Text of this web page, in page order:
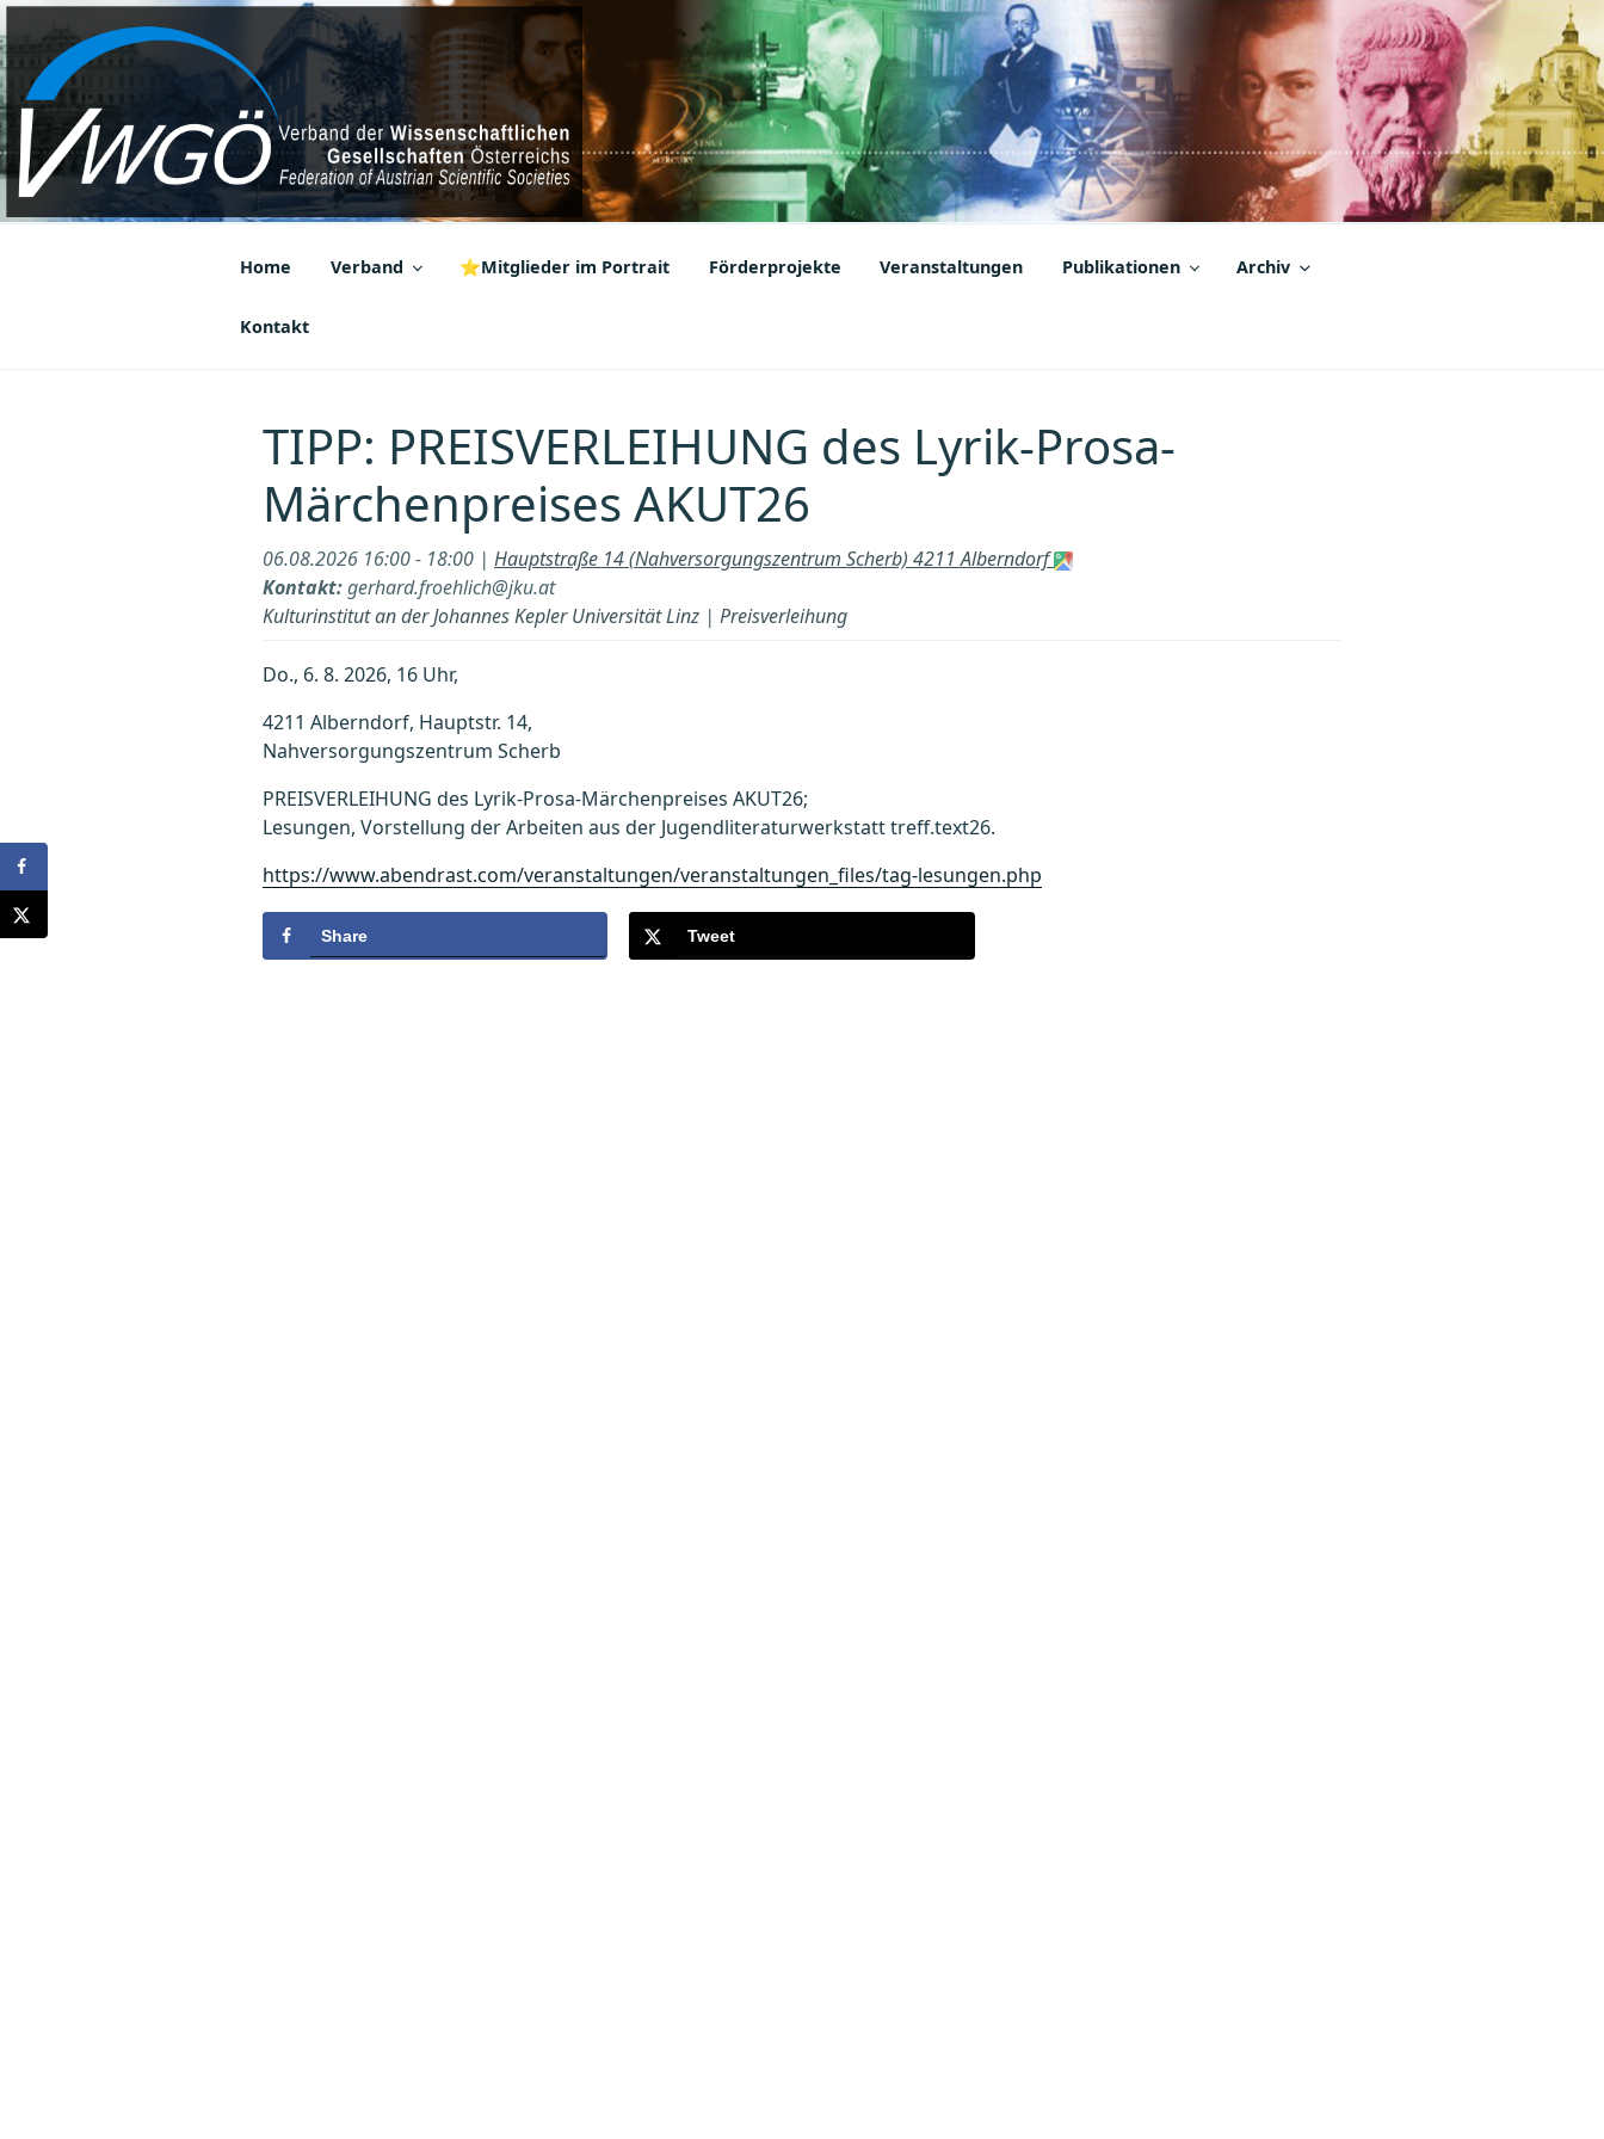
Zum
Inhalt
springen
VWGÖ
Federation of Austrian Scientific Societies
Home Verband ⭐Mitglieder im Portrait Förderprojekte Veranstaltungen Publikationen Archiv
Kontakt
TIPP: PREISVERLEIHUNG des Lyrik-Prosa-
Märchenpreises AKUT26
06.08.2026 16:00 - 18:00 | Hauptstraße 14 (Nahversorgungszentrum Scherb) 4211 Alberndorf
Kontakt:gerhard.froehlich@jku.at
Kulturinstitut an der Johannes Kepler Universität Linz | Preisverleihung
Do., 6. 8. 2026, 16 Uhr,
4211 Alberndorf, Hauptstr. 14,
Nahversorgungszentrum Scherb
PREISVERLEIHUNG des Lyrik-Prosa-Märchenpreises AKUT26;
Lesungen, Vorstellung der Arbeiten aus der Jugendliteraturwerkstatt treff.text26.
https://www.abendrast.com/veranstaltungen/veranstaltungen_files/tag-lesungen.php
Share Tweet